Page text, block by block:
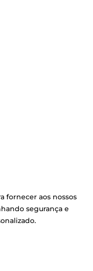
fornecer aos nossos
segurança e